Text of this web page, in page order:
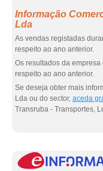
Informação
Lda
As vendas registadas
respeito ao ano anterior.
Os resultados da
respeito ao ano anterior.
Se deseja obter mais
Lda ou do sector, aceda
Transruba - Transportes,